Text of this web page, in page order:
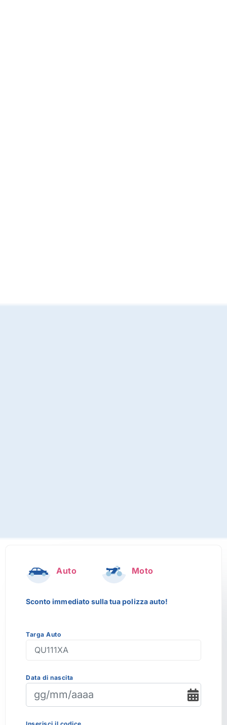
Auto Moto
Sconto immediato sulla tua polizza auto!
Targa Auto
Data di nascita